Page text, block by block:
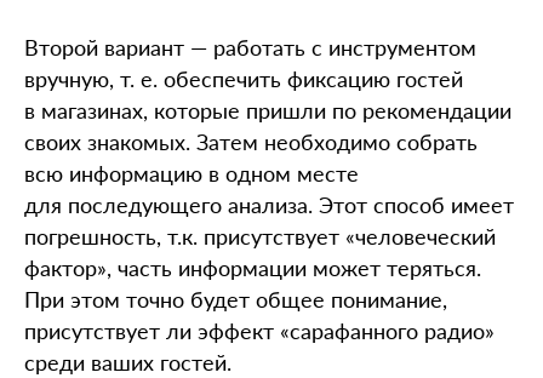
Второй вариант — работать с инструментом
вручную, т. е. обеспечить фиксацию гостей
в магазинах, которые пришли по рекомендации
своих знакомых. Затем необходимо собрать
всю информацию в одном месте
для последующего анализа. Этот способ имеет
погрешность, т.к. присутствует «человеческий
фактор», часть информации может теряться.
При этом точно будет общее понимание,
присутствует ли эффект «сарафанного радио»
среди ваших гостей.